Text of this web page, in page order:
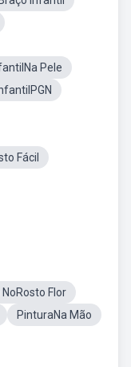
Pele
Fácil
Flor
PinturaNa Mão